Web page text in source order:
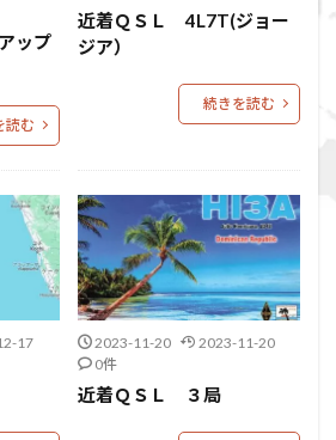
ップ
読む
近着ＱＳＬ 4L7T(ジョー
ジア）
続きを読む
17
2023-11-20
2023-11-20
0件
近着ＱＳＬ ３局